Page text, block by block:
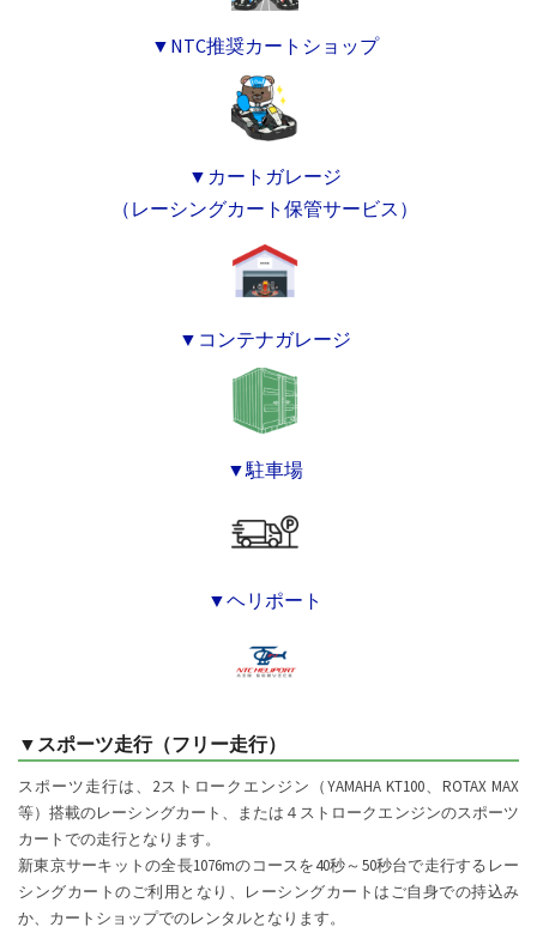
▼NTC推奨カートショップ
▼カートガレージ
（レーシングカート保管サービス）
▼コンテナガレージ
▼駐車場
▼ヘリポート
▼スポーツ走行（フリー走行）
スポーツ走行は、2ストロークエンジン（YAMAHA KT100、ROTAX MAX
等）搭載のレーシングカート、または４ストロークエンジンのスポーツ
カートでの走行となります。
新東京サーキットの全長1076mのコースを40秒～50秒台で走行するレー
シングカートのご利用となり、レーシングカートはご自身での持込み
か、カートショップでのレンタルとなります。